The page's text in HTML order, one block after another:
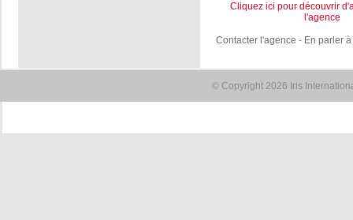
Cliquez ici pour découvrir
l'agence
Contacter l'agence - En parler
© Copyright 2026 Iris